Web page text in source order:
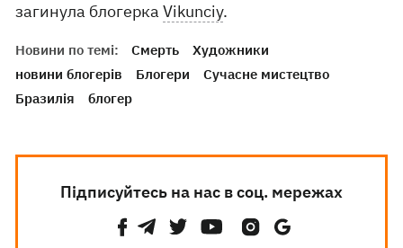
загинула блогеркаVikunciy.
Новини по темі: Смерть
Художники
новини блогерів
Блогери
Сучасне мистецтво
Бразилія
блогер
Підписуйтесь на нас в соц. мережах